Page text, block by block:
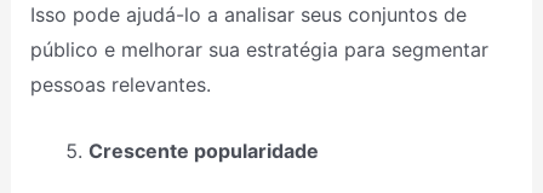
Isso pode ajudá-lo a analisar seus conjuntos de
público e melhorar sua estratégia para segmentar
pessoas relevantes.
Crescente popularidade